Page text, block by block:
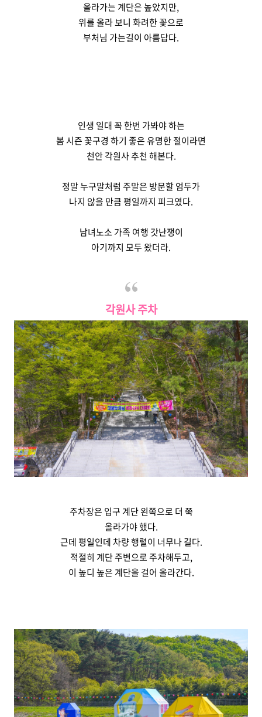
올라가는 계단은 높았지만,
위를 올라 보니 화려한 꽃으로
부처님 가는길이 아름답다.
인생 일대 꼭 한번 가봐야 하는
봄 시즌 꽃구경 하기 좋은 유명한 절이라면
천안 각원사 추천 해본다.
정말 누구말처럼 주말은 방문할 엄두가
나지 않을 만큼 평일까지 피크였다.
남녀노소 가족 여행 갓난쟁이
아기까지 모두 왔더라.
각원사 주차
주차장은 입구 계단 왼쪽으로 더 쭉
올라가야 했다.
근데 평일인데 차량 행렬이 너무나 길다.
적절히 계단 주변으로 주차해두고,
이 높디 높은 계단을 걸어 올라간다.